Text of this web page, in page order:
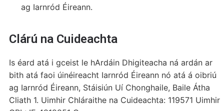
ag Iarnród Éireann.
Clárú na Cuideachta
Is éard atá i gceist le hArdáin Dhigiteacha ná ardán ar
bith atá faoi úinéireacht Iarnród Éireann nó atá á oibriú
ag Iarnród Éireann, Stáisiún Uí Chonghaile, Baile Átha
Cliath 1. Uimhir Chláraithe na Cuideachta: 119571 Uimhir